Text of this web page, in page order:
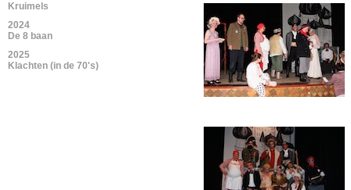
Kruimels
2024
De 8 baan
2025
Klachten (in de 70's)